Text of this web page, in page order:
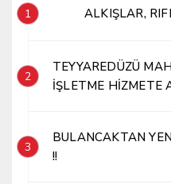
1 ALKIŞLAR,
2
TEYYAREDÜZÜ
İŞLETME HİZMETE
3
BULANCAKTAN
!!